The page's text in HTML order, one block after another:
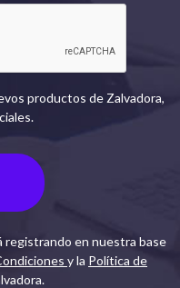
productos de Zalvadora,
registrando en nuestra base
y la Política de